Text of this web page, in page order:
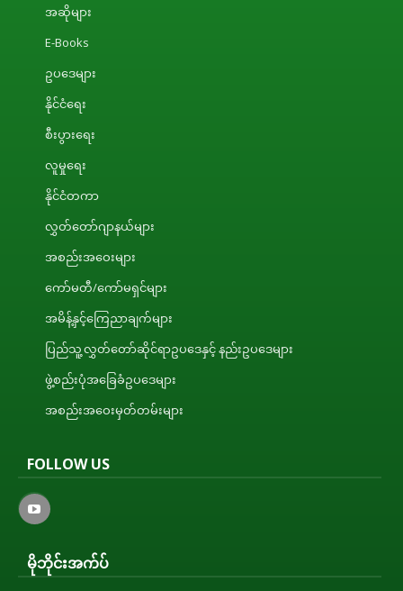
အဆိုများ
E-Books
ဥပဒေများ
နိုင်ငံရေး
စီးပွားရေး
လူမှုရေး
နိုင်ငံတကာ
လွှတ်တော်ဂျာနယ်များ
အစည်းအဝေးများ
ကော်မတီ/ကော်မရှင်များ
အမိန့်နှင့်ကြေညာချက်များ
ပြည်သူ့လွှတ်တော်ဆိုင်ရာဥပဒေနှင့် နည်းဥပဒေများ
ဖွဲ့စည်းပုံအခြေခံဥပဒေများ
အစည်းအဝေးမှတ်တမ်းများ
FOLLOW US
မိုဘိုင်းအက်ပ်